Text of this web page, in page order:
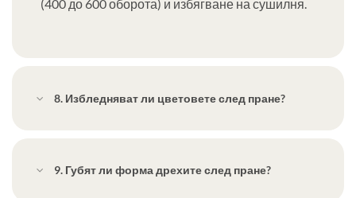
(400 до 600 оборота) и избягване на сушилня.
8. Избледняват ли цветовете след пране?
9. Губят ли форма дрехите след пране?